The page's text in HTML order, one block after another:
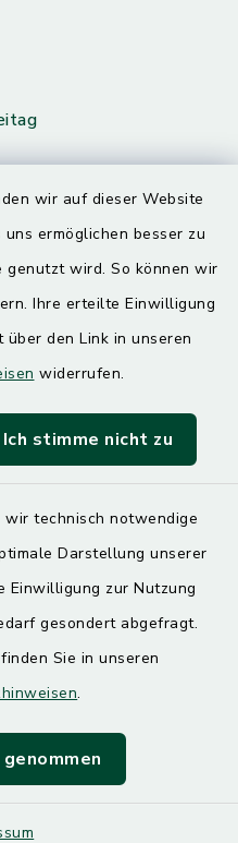
wir auf dieser Website
ermöglichen besser zu
genutzt wird. So können wir
Ihre erteilte Einwilligung
den Link in unseren
widerrufen.
Ich stimme nicht zu
technisch notwendige
Darstellung unserer
Einwilligung zur Nutzung
gesondert abgefragt.
Sie in unseren
.